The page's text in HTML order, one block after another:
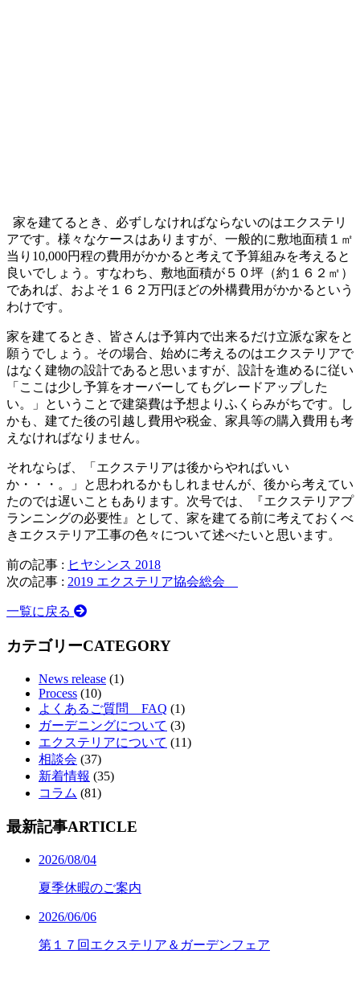
家を建てるとき、必ずしなければならないのはエクステリ
アです。様々なケースはありますが、一般的に敷地面積１㎡
当り 10,000円程の費用がかかると考えて予算組みを考えると
良いでしょう。すなわち、敷地面積が５０坪（約１６２㎡）
であれば、およそ１６２万円ほどの外構費用がかかるという
わけです。
家を建てるとき、皆さんは予算内で出来るだけ立派な家をと
願うでしょう。その場合、始めに考えるのはエクステリアで
はなく建物の設計であると思いますが、設計を進めるに従い
「ここは少し予算をオーバーしてもグレードアップした
い。」ということで建築費は予想よりふくらみがちです。し
かも、建てた後の引越し費用や税金、家具等の購入費用も考
えなければなりません。
それならば、「エクステリアは後からやればいい
か・・・。」と思われるかもしれませんが、後から考えてい
たのでは遅いこともあります。次号では、『エクステリアプ
ランニングの必要性』として、家を建てる前に考えておくべ
きエクステリア工事の色々について述べたいと思います。
前の記事 : ヒヤシンス 2018
次の記事 : 2019 エクステリア協会総会
一覧に戻る
カテゴリーCATEGORY
News release (1)
Process (10)
よくあるご質問 FAQ (1)
ガーデニングについて (3)
エクステリアについて (11)
相談会 (37)
新着情報 (35)
コラム (81)
最新記事ARTICLE
2026/08/04
夏季休暇のご案内
2026/06/06
第１７回エクステリア＆ガーデンフェア